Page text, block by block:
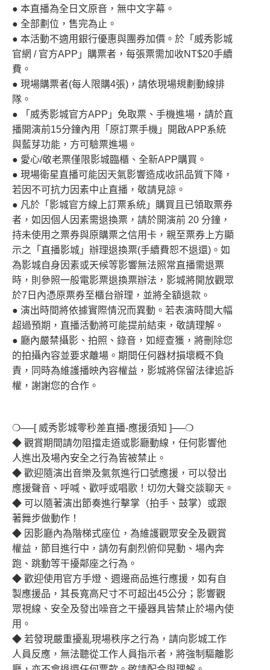
● 本直播為全日文原音，無中文字幕。
● 全部劃位，售完為止。
● 本活動不適用銀行優惠與團券加價。於「威秀影城
官網 / 官方APP」購票者，每張票需加收NT$20手續
費。
● 現場購票者(每人限購4張)，請依現場規劃動線排
隊。
● 「威秀影城官方APP」免取票、手機進場，請於直
播開演前15分鐘內用「原訂票手機」開啟APP系統
與藍芽功能，方可驗票進場。
● 愛心/敬老票僅限影城臨櫃、全新APP購買。
● 現場衛星直播可能因天氣影響造成收訊品質下降，
若因不可抗力因素中止直播，敬請見諒。
● 凡於「影城官方線上訂票系統」購買且已領取票券
者，如因個人因素需退換票，請於開演前 20 分鐘，
持未使用之票券與原購票之信用卡，親至票券上方顯
示之「直播影城」辦理退換票(手續費恕不退還)。如
為影城自身因素或天候等影響無法照常直播需退票
時，則參照一般電影票退換票辦法，影城將開放觀眾
於7日內憑原票券至櫃台辦理，並將全額退款。
● 演出時間將依據實際情況而異動。若表演時間大幅
超過預期，直播活動將可能提前結束，敬請理解。
● 廳內嚴禁攝影、拍照、錄音，如經查獲，將刪除您
的拍攝內容並要求離場。期間任何器材損壞概不負
責，同時為維護播映內容權益，影城將保留法律追訴
權，謝謝您的合作。
❍──[ 威秀影城零秒差直播-應援須知 ]──❍
◆ 觀賞期間請勿阻擋走道或影廳動線，任何影響他
人進出及場內安全之行為皆被禁止。
◆ 歡迎隨演出音樂及氣氛進行口號應援，可以發出
應援聲音、呼喊、歡呼或唱歌！切勿大聲交談聊天。
◆ 可以隨著演出節奏進行擊掌（拍手、鼓掌）或跟
著舞步做動作！
◆ 因影廳內為階梯式座位，為維護觀眾安全及觀賞
權益，節目進行中，請勿有劇烈俯仰晃動、場內奔
跑、跳動等干擾鄰座之行為。
◆ 歡迎使用官方手燈、週邊商品進行應援，如有自
製應援品，其長寬高尺寸不可超出45公分；影響觀
眾視線、安全及發出噪音之干擾器具皆禁止於場內使
用。
◆ 若發現嚴重擾亂現場秩序之行為，請向影城工作
人員反應，無法聽從工作人員指示者，將強制驅離影